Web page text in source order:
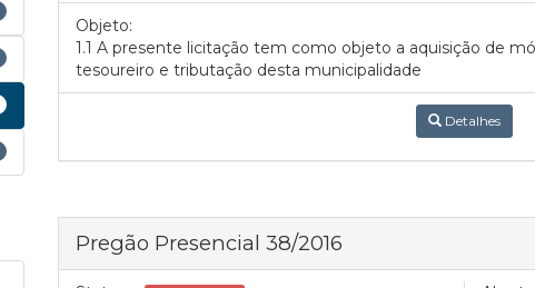
Objeto:
1.1 A presente licitação tem como objeto a aquisição de
tesoureiro e tributação desta municipalidade
Detalhes
Pregão Presencial 38/2016